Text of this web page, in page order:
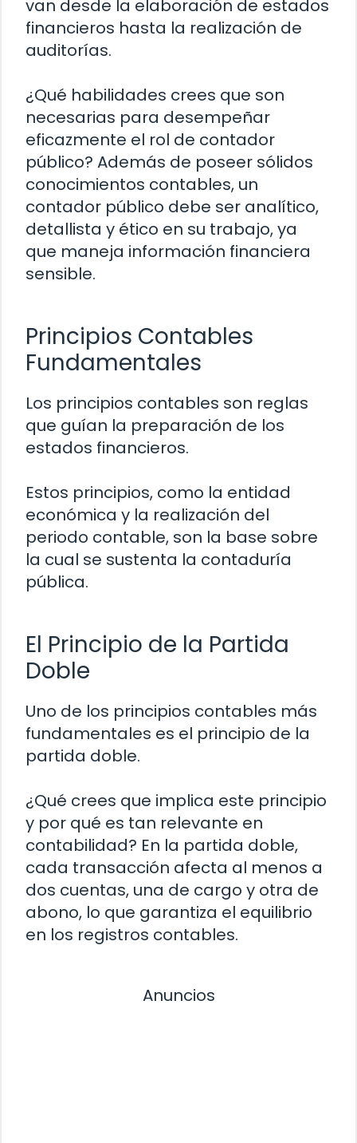
van desde la elaboración de estados
financieros hasta la realización de
auditorías.
¿Qué habilidades crees que son
necesarias para desempeñar
eficazmente el rol de contador
público? Además de poseer sólidos
conocimientos contables, un
contador público debe ser analítico,
detallista y ético en su trabajo, ya
que maneja información financiera
sensible.
Principios Contables
Fundamentales
Los principios contables son reglas
que guían la preparación de los
estados financieros.
Estos principios, como la entidad
económica y la realización del
periodo contable, son la base sobre
la cual se sustenta la contaduría
pública.
El Principio de la Partida
Doble
Uno de los principios contables más
fundamentales es el principio de la
partida doble.
¿Qué crees que implica este principio
y por qué es tan relevante en
contabilidad? En la partida doble,
cada transacción afecta al menos a
dos cuentas, una de cargo y otra de
abono, lo que garantiza el equilibrio
en los registros contables.
Anuncios